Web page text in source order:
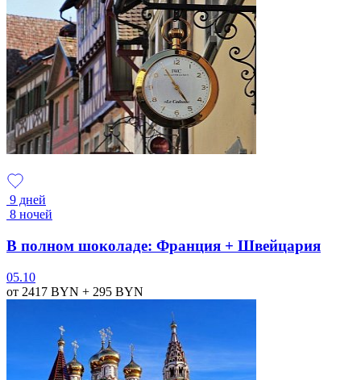
9 дней
8 ночей
В полном шоколаде: Франция + Швейцария
05.10
от 2417 BYN + 295 BYN